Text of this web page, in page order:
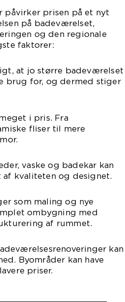
prisen på et nyt
på badeværelset,
og den regionale
faktorer:
at jo større badeværelset
brug for, og dermed stiger
i pris. Fra
fliser til mere
vaske og badekar kan
kvaliteten og designet.
som maling og nye
ombygning med
af rummet.
kan
Byområder kan have
priser.